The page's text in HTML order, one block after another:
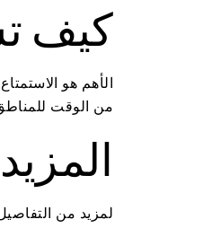
كيف
الأهم هو
من الوقت
لمزيد من